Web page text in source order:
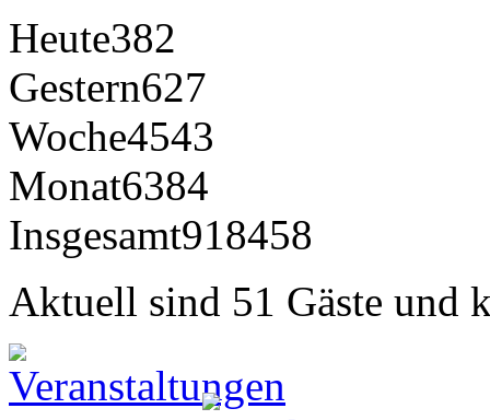
Heute382
Gestern627
Woche4543
Monat6384
Insgesamt918458
Aktuell sind 51 Gäste und